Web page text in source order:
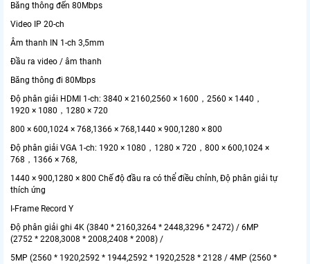
Băng thông đến 80Mbps
Video IP 20-ch
Âm thanh IN 1-ch 3,5mm
Đầu ra video / âm thanh
Băng thông đi 80Mbps
Độ phân giải HDMI 1-ch: 3840 × 2160,2560 × 1600，2560 × 1440，
1920 × 1080，1280 × 720
800 × 600,1024 × 768,1366 × 768,1440 × 900,1280 × 800
Độ phân giải VGA 1-ch: 1920 × 1080，1280 × 720，800 × 600,1024 ×
768，1366 × 768,
1440 × 900,1280 × 800 Chế độ đầu ra có thể điều chỉnh, Độ phân giải tự
thích ứng
I-Frame Record Y
Độ phân giải ghi 4K (3840 * 2160,3264 * 2448,3296 * 2472) / 6MP
(2752 * 2208,3008 * 2008,2408 * 2008) /
5MP (2560 * 1920,2592 * 1944,2592 * 1920,2528 * 2128 / 4MP (2560 *